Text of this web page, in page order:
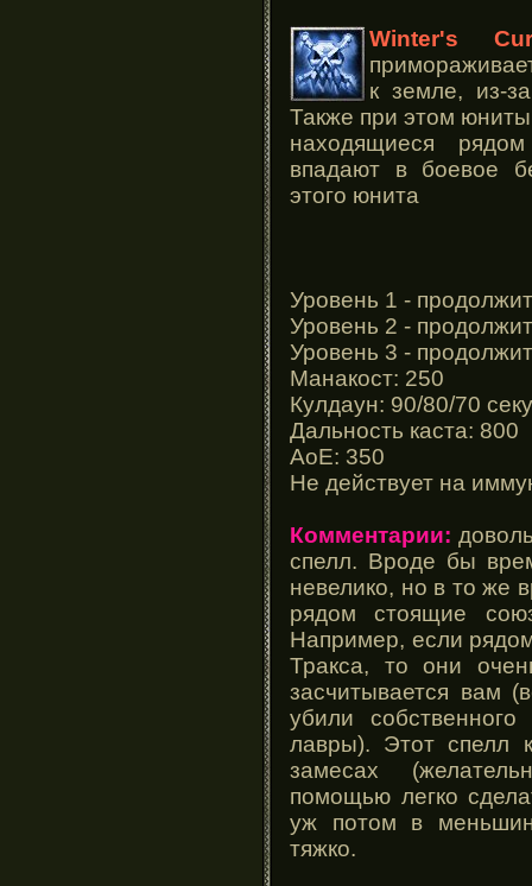
Winter's
к земле, из-
Также при этом
находящиеся
впадают в боевое
этого юнита
Уровень 1 -
Уровень 2 -
Уровень 3 -
Манакост: 250
Кулдаун: 90/80/70
Дальность каста: 800
АоЕ: 350
Не действует на
Комментарии:
спелл. Вроде бы
невелико, но в то же
рядом стоящие
Например, если
Тракса, то они
засчитывается вам
убили
лавры). Этот спелл
замесах
помощью легко
уж потом в
тяжко.